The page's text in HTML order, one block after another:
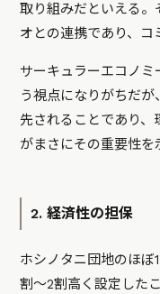
取り組みだといえる。
オとの連携であり、コ
サーキュラーエコノ
う視点になりがちだ
先されることであり、
がまさにその重要性を
2. 経済性の担保
ホシノタニ団地のほぼ
割〜2割高く設定した